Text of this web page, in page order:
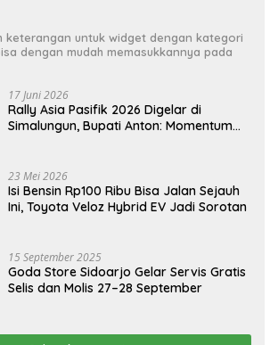
keterangan untuk widget dengan kategori
dengan mudah memasukkannya pada
17 Juni 2026
Rally Asia Pasifik 2026 Digelar di
Simalungun, Bupati Anton: Momentum
23 Mei 2026
Isi Bensin Rp100 Ribu Bisa Jalan Sejauh
Ini, Toyota Veloz Hybrid EV Jadi Sorotan
15 September 2025
Goda Store Sidoarjo Gelar Servis Gratis
Selis dan Molis 27–28 September